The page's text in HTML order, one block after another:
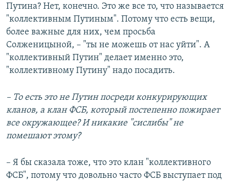
Путина? Нет, конечно. Это же все то, что называется
"коллективным Путиным". Потому что есть вещи,
более важные для них, чем просьба
Солженицыной, – "ты не можешь от нас уйти". А
"коллективный Путин" делает именно это,
"коллективному Путину" надо посадить.
– То есть это не Путин посреди конкурирующих
кланов, а клан ФСБ, который постепенно пожирает
все окружающее? И никакие "сислибы" не
помешают этому?
– Я бы сказала тоже, что это клан "коллективного
ФСБ", потому что довольно часто ФСБ выступает под